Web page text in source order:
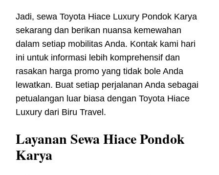
Jadi, sewa Toyota Hiace Luxury Pondok Karya
sekarang dan berikan nuansa kemewahan
dalam setiap mobilitas Anda. Kontak kami hari
ini untuk informasi lebih komprehensif dan
rasakan harga promo yang tidak bole Anda
lewatkan. Buat setiap perjalanan Anda sebagai
petualangan luar biasa dengan Toyota Hiace
Luxury dari Biru Travel.
Layanan Sewa Hiace Pondok
Karya